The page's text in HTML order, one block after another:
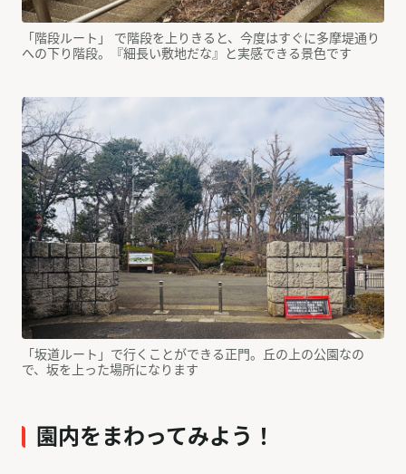
「階段ルート」 で階段を上りきると、今度はすぐに多摩堤通り
への下り階段。『細長い敷地だな』と実感できる景色です
「坂道ルート」で行くことができる正門。丘の上の公園なの
で、坂を上った場所になります
園内をまわってみよう！